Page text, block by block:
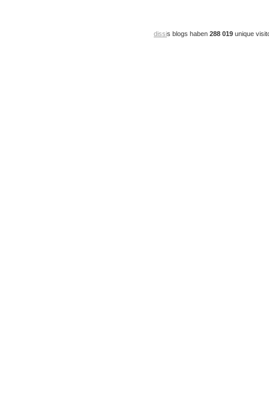
dissis blogs haben 288 019 unique